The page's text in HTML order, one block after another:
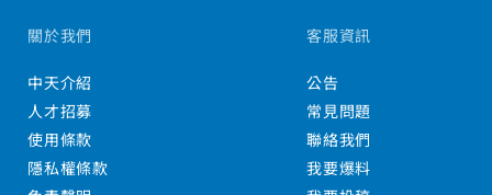
關於我們
中天介紹
人才招募
使用條款
隱私權條款
客服資訊
公告
常見問題
聯絡我們
我要爆料